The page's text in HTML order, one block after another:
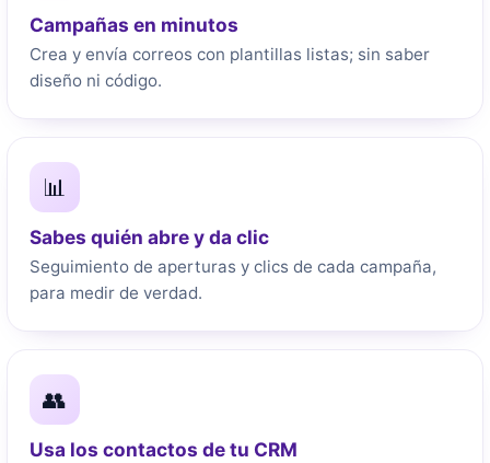
Campañas en minutos
Crea y envía correos con plantillas listas; sin saber
diseño ni código.
📊
Sabes quién abre y da clic
Seguimiento de aperturas y clics de cada campaña,
para medir de verdad.
👥
Usa los contactos de tu CRM